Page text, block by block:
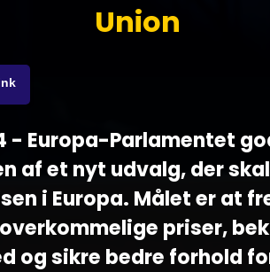
Union
- Europa-Parlamentet
af et nyt udvalg, der
i Europa. Målet er at
priser,
og sikre bedre forhold